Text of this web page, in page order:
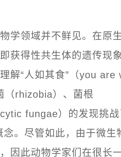
学领域并不鲜见。在原
获得性共生体的遗传现
解“人如其食”（you are
（rhizobia）、菌根
fungae）的发现挑
。尽管如此，由于微生
因此动物学家们在很长